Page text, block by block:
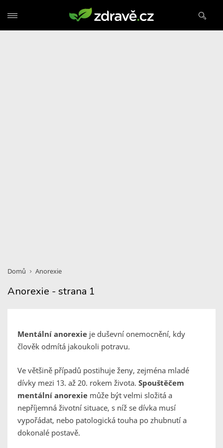
Domů Anorexie
Anorexie - strana 1
Mentální anorexie je duševní onemocnění, kdy
člověk odmítá jakoukoli potravu.
Ve většině případů postihuje ženy, zejména mladé
dívky mezi 13. až 20. rokem života. Spouštěčem
mentální anorexie může být velmi složitá a
nepříjemná životní situace, s níž se dívka musí
vypořádat, nebo patologická touha po zhubnutí a
dokonalé postavě.